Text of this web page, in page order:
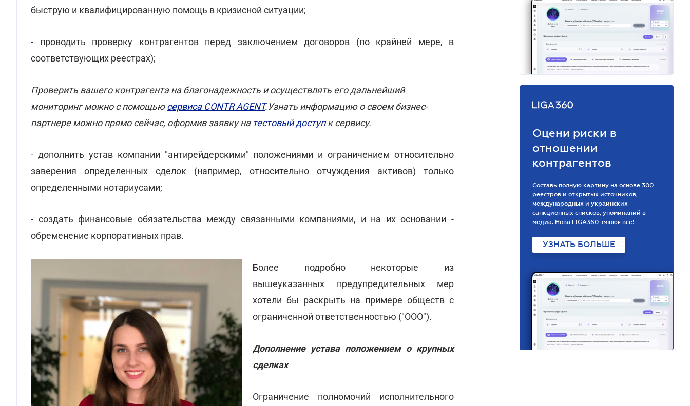
быструю и квалифицированную помощь в кризисной ситуации;
- проводить проверку контрагентов перед заключением договоров (по крайней мере, в
соответствующих реестрах);
Проверить вашего контрагента на благонадежность и осуществлять его дальнейший
мониторинг можно с помощьюсервиса CONTR AGENT.Узнать информацию о своем бизнес-
партнере можно прямо сейчас, оформив заявку на тестовый доступк сервису.
- дополнить устав компании "антирейдерскими" положениями и ограничением относительно
заверения определенных сделок (например, относительно отчуждения активов) только
определенными нотариусами;
- создать финансовые обязательства между связанными компаниями, и на их основании -
обременение корпоративных прав.
Более подробно некоторые из
вышеуказанных предупредительных мер
хотели бы раскрыть на примере обществ с
ограниченной ответственностью ("ООО").
Дополнение устава положением о крупных
сделках
Ограничение полномочий исполнительного
Оцени риски в
отношении
контрагентов
Составь полную картину на основе 300
реестров и открытых источников,
международных и украинских
санкционных списков, упоминаний в
медиа. Нова LIGA360 змінює все!
УЗНАТЬ БОЛЬШЕ